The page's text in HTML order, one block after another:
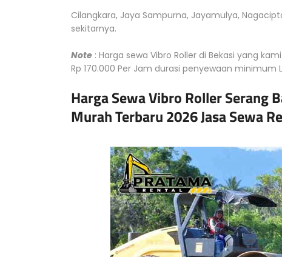
Cilangkara, Jaya Sampurna, Jayamulya,
sekitarnya.
Note : Harga sewa Vibro Roller di Bekasi yang
Rp 170.000 Per Jam durasi penyewaan minimum
Harga Sewa Vibro Roller Serang
Murah Terbaru 2026 Jasa Sewa